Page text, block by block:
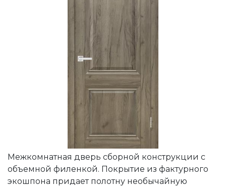
Межкомнатная дверь сборной конструкции с
объемной филенкой. Покрытие из фактурного
экошпона придает полотну необычайную